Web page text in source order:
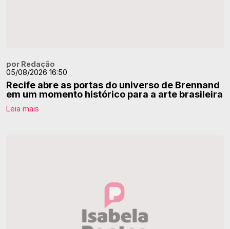
por Redação
05/08/2026 16:50
Recife abre as portas do universo de Brennand
em um momento histórico para a arte brasileira
Leia mais